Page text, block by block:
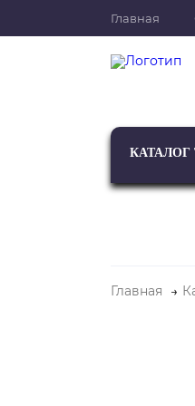
Главная
КАТАЛОГ
Главная